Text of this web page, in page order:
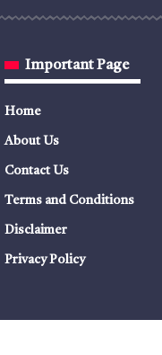
Important Page
Home
About Us
Contact Us
Terms and Conditions
Disclaimer
Privacy Policy